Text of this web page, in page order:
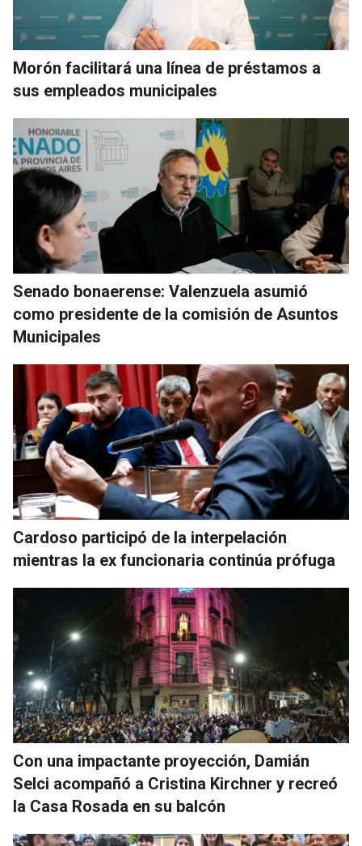
Morón facilitará una línea de préstamos a
sus empleados municipales
Senado bonaerense: Valenzuela asumió
como presidente de la comisión de Asuntos
Municipales
Cardoso participó de la interpelación
mientras la ex funcionaria continúa prófuga
Con una impactante proyección, Damián
Selci acompañó a Cristina Kirchner y recreó
la Casa Rosada en su balcón